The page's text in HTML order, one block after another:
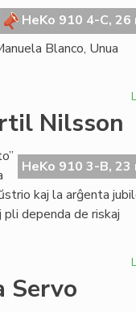
HeKo 910 4-C, 26
Blanco, Unua
Nilsson
HeKo 910 3-B, 23
kaj la arĝenta
dependa de riskaj
Servo